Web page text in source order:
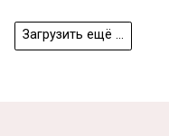
Загрузить ещё ...